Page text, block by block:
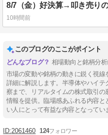
10時間前
このブログのここがポイント
相場動向と銘柄分
市場の変動や銘柄の動きに鋭く視
詳細に解説します。半導体やハイ
察まで、リアルタイムの株式取引
情報を提供。臨場感あふれる内容
い人にとって有益な内容となってい
2061460 124